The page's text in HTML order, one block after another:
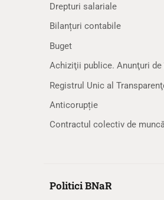
Drepturi salariale
Bilanțuri contabile
Buget
Achiziţii publice. Anunţuri
Registrul Unic al
Anticorupție
Contractul colectiv de
Politici BNaR